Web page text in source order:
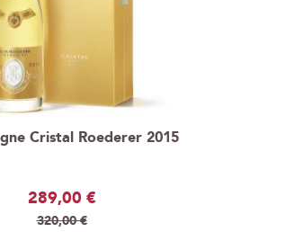
Cristal Roederer 2015
Prix
Spécial
289,00 €
320,00 €